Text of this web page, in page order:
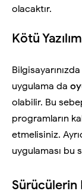
olacaktır.
Kötü Yazılım
uygulama da
olabilir. Bu
programların
etmelisiniz.
uygulaması bu
Sürücülerin